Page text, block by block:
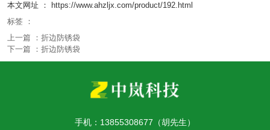
本文网址 ： https://www.ahzljx.com/product/192.html
标签 ：
上一篇 ： 折边防锈袋
下一篇 ： 折边防锈袋
手机：13855308677（胡先生）